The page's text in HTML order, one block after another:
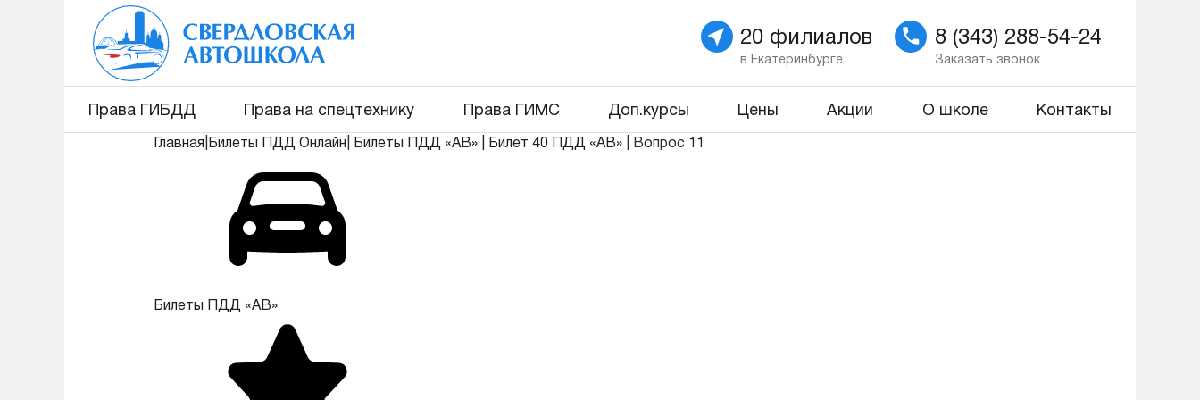
20 филиалов
в Екатеринбурге
8 (343) 288-54-24
Заказать звонок
Права ГИБДД Права на спецтехнику Права ГИМС Доп.курсы Цены Акции О школе Контакты
Главная Билеты ПДД Онлайн Билеты ПДД «АВ» Билет 40 ПДД «АВ» Вопрос 11
Билеты ПДД «АВ»